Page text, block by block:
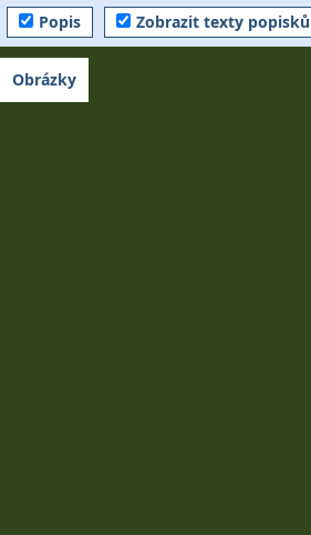
Popis Zobrazit texty popisků
Obrázky